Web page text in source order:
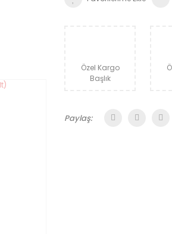
Özel Kargo
Başlık
Paylaş: